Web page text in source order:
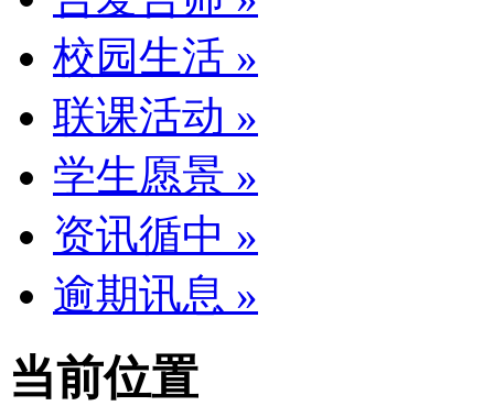
校园生活 »
联课活动 »
学生愿景 »
资讯循中 »
逾期讯息 »
当前位置